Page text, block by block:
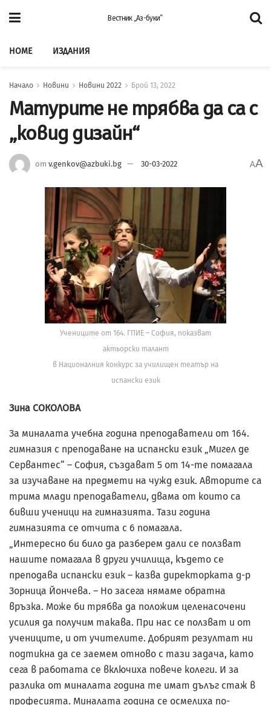
Вестник „Аз-буки”
HOME ИЗДАНИЯ
Начало Новини Новини 2022 Брой 13, 2022
Матурите не трябва да са с
„ковид дизайн“
от v.genkov@azbuki.bg 30-03-2022 AA
Учениците от 164. ГПИЕ – София, показват
актьорски талант
в Националния конкурс за училищен театър на
испански език
Зина СОКОЛОВА
За миналата учебна година преподаватели от 164.
гимназия с преподаване на испански език „Мигел де
Сервантес“ – София, създават 5 от 14-те помагала
за изучаване на предмети на чужд език. Авторите са
трима млади преподаватели, двама от които са
бивши ученици на гимназията. Тази година
гимназията се отчита с 6 помагала.
„Интересно би било да разберем дали се ползват
нашите помагала в други училища, където се
преподава испански език – казва директорката д-р
Зорница Йончева. – Но засега нямаме обратна
връзка. Може би трябва да положим целенасочени
усилия да получим такава. При нас се ползват и от
учениците, и от учителите. Добрият резултат ни
подтикна да се заемем отново с тази задача, като
сега в работата се включиха повече колеги. И за
разлика от миналата година те имат дълъг стаж в
професията. Миналата година се осмелиха по-